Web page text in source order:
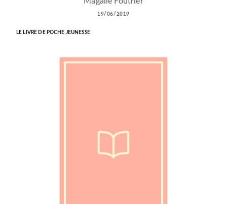
19/06/2019
LE LIVRE DE POCHE JEUNESSE